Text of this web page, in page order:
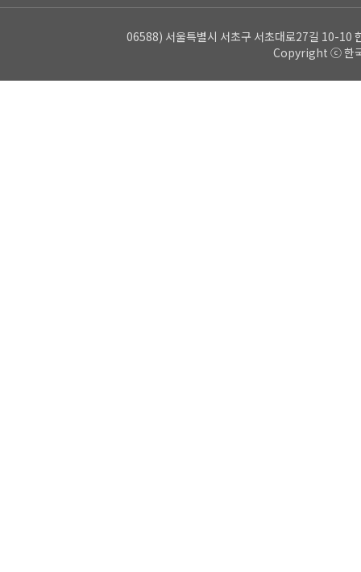
06588) 서울특별시 서초구 서초대로27길 10-
Copyright ⓒ 한